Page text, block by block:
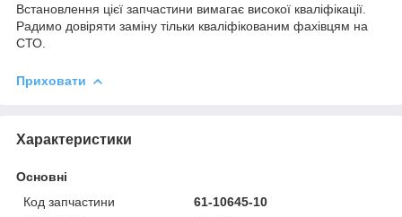
Встановлення цієї запчастини вимагає високої кваліфікації.
Радимо довіряти заміну тільки кваліфікованим фахівцям на
СТО.
Приховати
Характеристики
Основні
Код запчастини
61-10645-10